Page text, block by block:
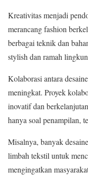
Kreativitas menjadi
merancang fashion
berbagai teknik dan
stylish dan ramah
Kolaborasi antara
meningkat. Proyek
inovatif dan
hanya soal penampilan,
Misalnya, banyak
limbah tekstil untuk
mengingatkan